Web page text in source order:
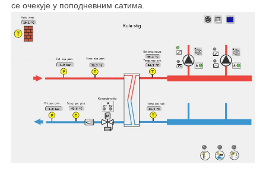
се очекује у поподневним сатима.